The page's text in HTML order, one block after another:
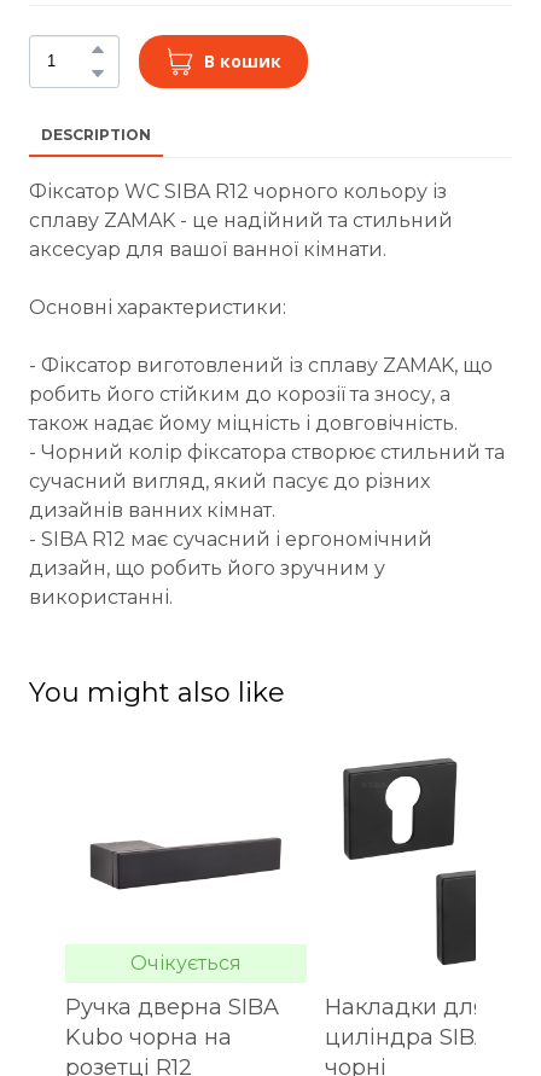
В кошик
DESCRIPTION
Фіксатор WC SIBA R12 чорного кольору із
сплаву ZAMAK - це надійний та стильний
аксесуар для вашої ванної кімнати.
Основні характеристики:
- Фіксатор виготовлений із сплаву ZAMAK, що
робить його стійким до корозії та зносу, а
також надає йому міцність і довговічність.
- Чорний колір фіксатора створює стильний та
сучасний вигляд, який пасує до різних
дизайнів ванних кімнат.
- SIBA R12 має сучасний і ергономічний
дизайн, що робить його зручним у
використанні.
You might also like
Очікується
Ручка дверна SIBA
Kubo чорна на
розетці R12
Накладки для
циліндра SIBA R12
чорні